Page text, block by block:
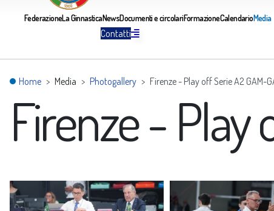
FederazioneLa GinnasticaNewsDocumenti e circolariFormazioneCalendarioMedia
Contatti
Home Media Photogallery Firenze - Play off Serie A2 GAM-
Firenze - Play